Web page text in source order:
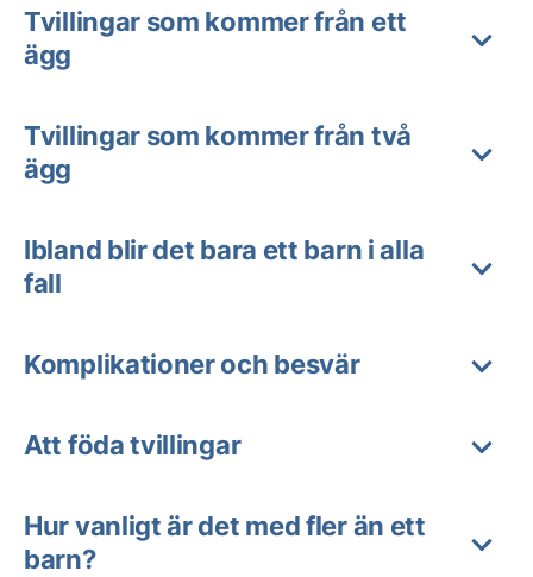
Tvillingar som kommer från ett
ägg
Tvillingar som kommer från två
ägg
Ibland blir det bara ett barn i alla
fall
Komplikationer och besvär
Att föda tvillingar
Hur vanligt är det med fler än ett
barn?